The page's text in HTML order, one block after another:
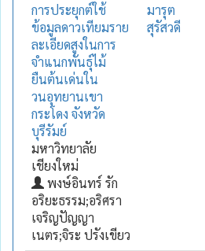
การประยุกต์ใช้
ข้อมูลดาวเทียมราย
ละเอียดสูงในการ
จำแนกพันธุ์ไม้
ยืนต้นเด่นใน
วนอุทยานเขา
กระโดง จังหวัด
บุรีรัมย์
มหาวิทยาลัย
เชียงใหม่
พงษ์อินทร์ รัก
อริยะธรรม;อริศรา
เจริญปัญญา
เนตร;จิระ ปรังเขียว
มารุต
สุรัสวดี